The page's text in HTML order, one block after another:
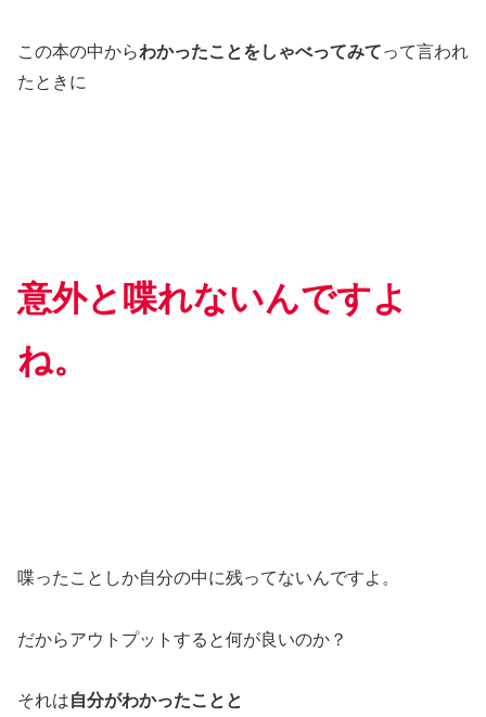
この本の中からわかったことをしゃべってみてって言われ
たときに
意外と喋れないんですよ
ね。
喋ったことしか自分の中に残ってないんですよ。
だからアウトプットすると何が良いのか？
それは自分がわかったことと